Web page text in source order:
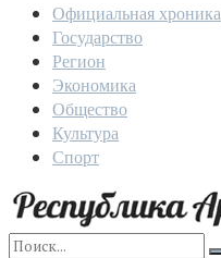
Официальная хроника
Государство
Регион
Экономика
Общество
Культура
Спорт